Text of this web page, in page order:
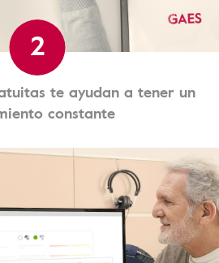
2
te ayudan a tener un
constante